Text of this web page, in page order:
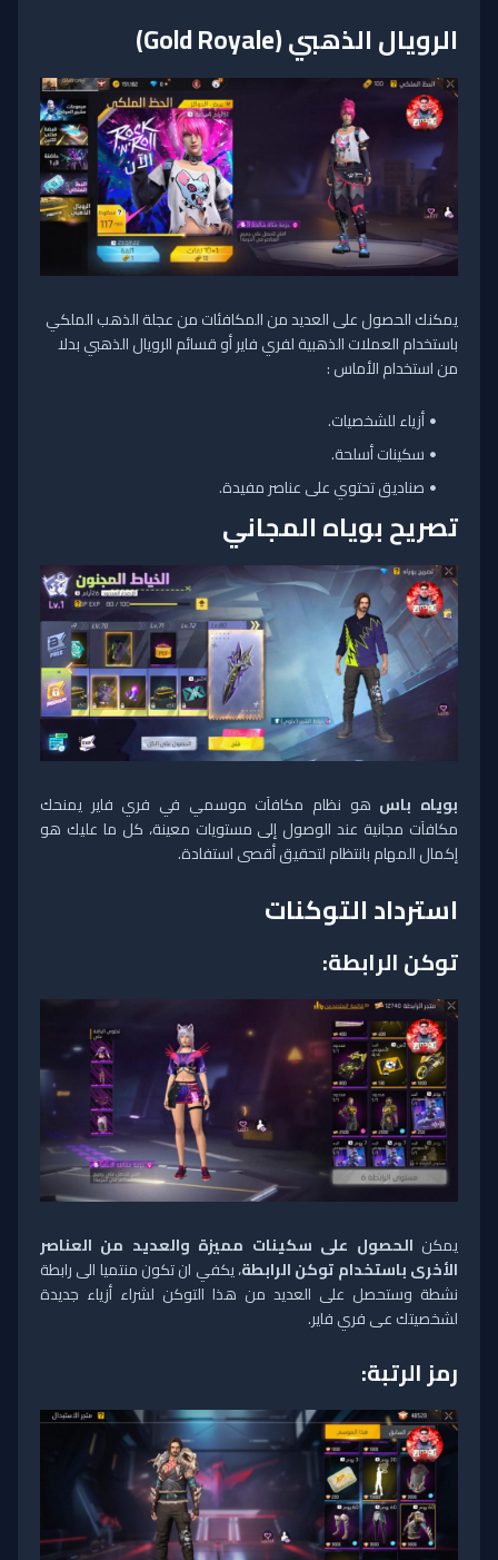
الرويال الذهبي (Gold Royale)
يمكنك الحصول على العديد من المكافئات من عجلة الذهب الملكي
باستخدام العملات الذهبية لفري فاير أو قسائم الرويال الذهبي بدلا
من استخدام الأماس :
أزياء للشخصيات.
سكينات أسلحة.
صناديق تحتوي على عناصر مفيدة.
تصريح بوياه المجاني
بوياه باس هو نظام مكافآت موسمي في فري فاير يمنحك
مكافآت مجانية عند الوصول إلى مستويات معينة، كل ما عليك هو
إكمال المهام بانتظام لتحقيق أقصى استفادة.
استرداد التوكنات
توكن الرابطة:
يمكن الحصول على سكينات مميزة والعديد من العناصر
الأخرى باستخدام توكن الرابطة، يكفي ان تكون منتميا الى رابطة
نشطة وستحصل على العديد من هذا التوكن لشراء أزياء جديدة
لشخصيتك عى فري فاير.
رمز الرتبة: